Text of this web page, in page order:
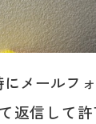
メールフ
返信して